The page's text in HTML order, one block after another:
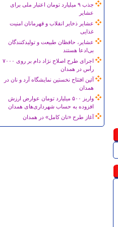
جذب ۹ میلیارد تومان اعتبار ملی برای
عشایر
عشایر ذخایر انقلاب و قهرمانان امنیت
غذایی
عشایر، حافظان طبیعت و تولیدکنندگان
بی‌ادعا هستند
اجرای طرح اصلاح نژاد دام بر روی ۷۰۰۰
رأس در همدان
آئین افتتاح نخستین نمایشگاه آرد و نان در
همدان
واریز ۵۰۰ میلیارد تومان عوارض ارزش
افزوده به حساب شهرداری‌های همدان
آغاز طرح «نان کامل» در همدان